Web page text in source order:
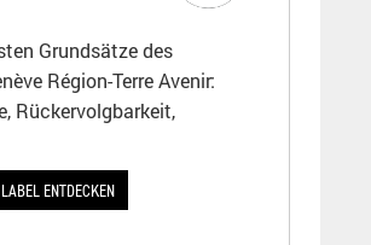
Grundsätze des
Région-Terre Avenir:
Rückervolgbarkeit,
ENTDECKEN